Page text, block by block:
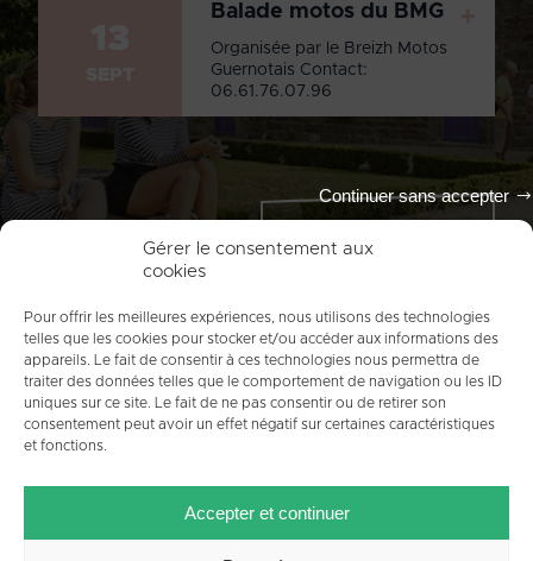
Gérer le consentement aux
cookies
Pour offrir les meilleures expériences, nous utilisons des technologies
telles que les cookies pour stocker et/ou accéder aux informations des
appareils. Le fait de consentir à ces technologies nous permettra de
traiter des données telles que le comportement de navigation ou les ID
uniques sur ce site. Le fait de ne pas consentir ou de retirer son
consentement peut avoir un effet négatif sur certaines caractéristiques
et fonctions.
Accepter et continuer
Continuer sans accepter
Balade motos du BMG
Organisée par le Breizh Motos
Guernotais Contact:
06.61.76.07.96
PLAN DU SITE
MENTIONS LÉGALES
CRÉDITS POLITIQUE DE COOKIES (UE)